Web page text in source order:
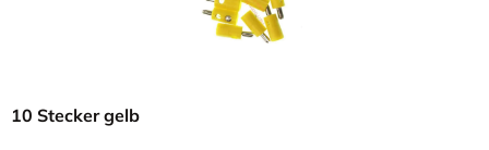
10 Stecker gelb